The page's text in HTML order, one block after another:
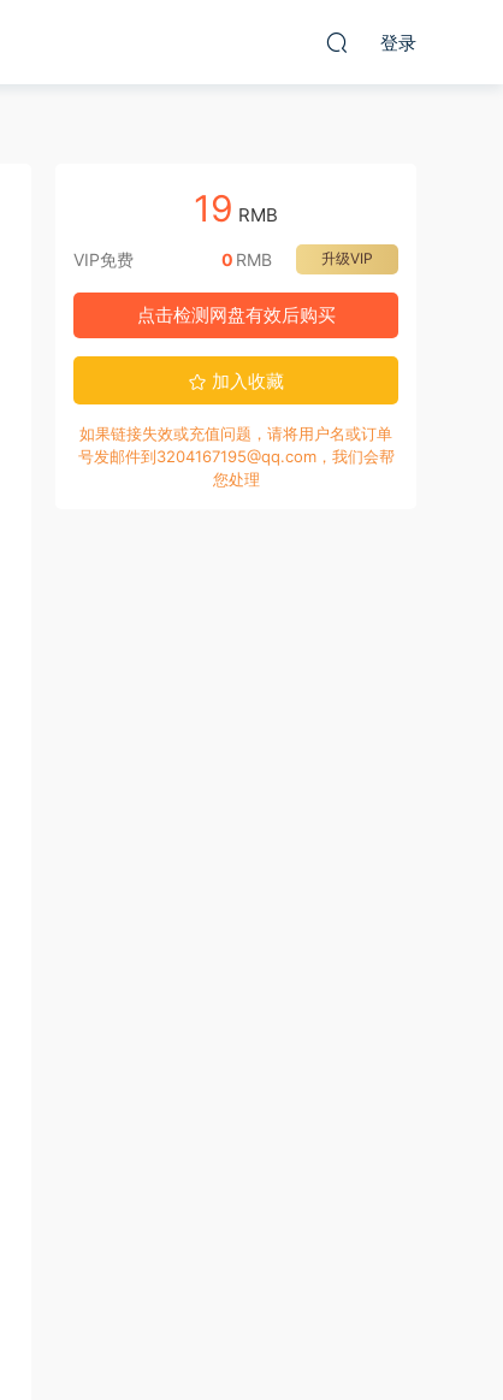
登录
19 RMB
VIP免费 升级VIP
0 RMB
点击检测网盘有效后购买
加入收藏
如果链接失效或充值问题，请将用户名或订单
号发邮件到3204167195@qq.com，我们会帮
您处理